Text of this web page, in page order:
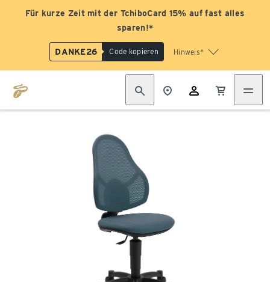
Für kurze Zeit mit der TchiboCard 15% auf fast alles
sparen!*
DANKE26 Code kopieren Hinweis*